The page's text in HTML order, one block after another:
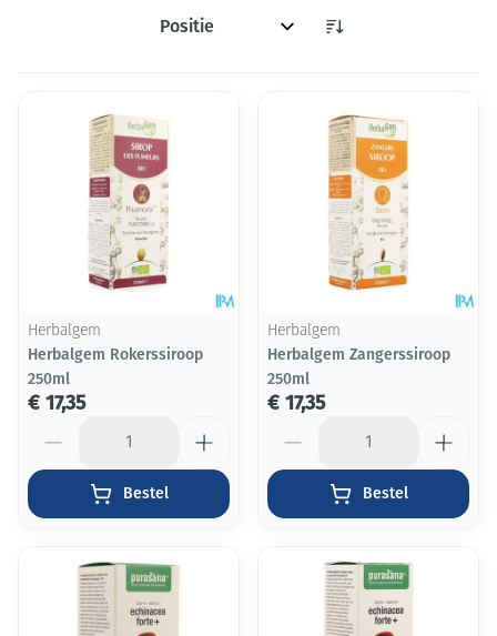
Sorteer op:
Herbalgem
Herbalgem Rokerssiroop
250ml
€ 17,35
Bestel
Herbalgem
Herbalgem Zangerssiroop
250ml
€ 17,35
Bestel